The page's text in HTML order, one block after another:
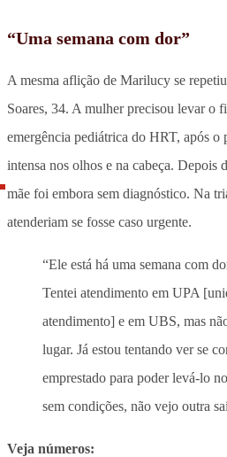
“Uma semana com dor”
A mesma aflição de Marilucy se
Soares, 34. A mulher precisou levar o
emergência pediátrica do HRT, após o
intensa nos olhos e na cabeça. Depois
mãe foi embora sem diagnóstico. Na
atenderiam se fosse caso urgente.
“Ele está há uma semana com
Tentei atendimento em UPA
atendimento] e em UBS, mas
lugar. Já estou tentando ver se
emprestado para poder levá-lo
sem condições, não vejo outra
Veja números: